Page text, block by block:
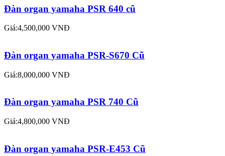
Đàn organ yamaha PSR 640 cũ
Giá:4,500,000 VNĐ
Đàn organ yamaha PSR-S670 Cũ
Giá:8,000,000 VNĐ
Đàn organ yamaha PSR 740 Cũ
Giá:4,800,000 VNĐ
Đàn organ yamaha PSR-E453 Cũ